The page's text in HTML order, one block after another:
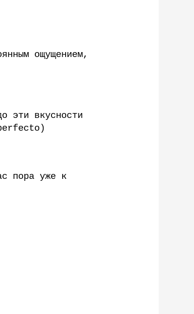
ощущением,
эти вкусности
пора уже к